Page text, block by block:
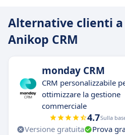
Alternative clienti a
Anikop CRM
monday CRM
CRM personalizzabile
ottimizzare la gestione
commerciale
4.7Sulla
Versione gratuita Prova